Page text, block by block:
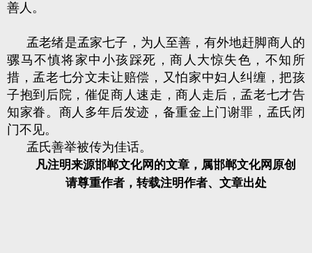
善人。
孟老绪是孟家七子，为人至善，有外地赶脚商人的
骡马不慎将家中小孩踩死，商人大惊失色，不知所
措，孟老七分文未让赔偿，又怕家中妇人纠缠，把孩
子抱到后院，催促商人速走，商人走后，孟老七才告
知家眷。商人多年后发迹，备重金上门谢罪，孟氏闭
门不见。
孟氏善举被传为佳话。
凡注明来源邯郸文化网的文章，属邯郸文化网原创
请尊重作者，转载注明作者、文章出处